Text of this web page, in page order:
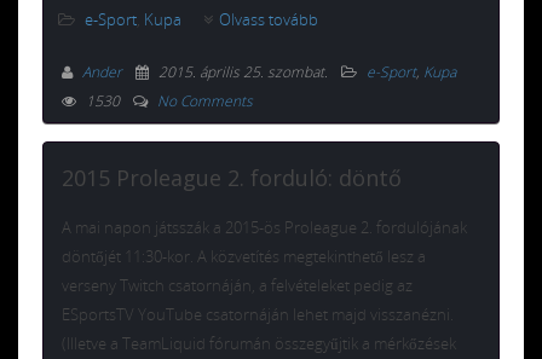
e-Sport, Kupa Olvass tovább
Ander 2015. április 25. szombat. e-Sport, Kupa
1530
No Comments
2015 Proleague 2. forduló: döntő
A mai napon játsszák a 2015-ös Proleague 2. fordulójának
döntőjét 11:30-kor. A közvetítés megtekinthető lesz a
verseny Twitch csatornáján, a felvételeket pedig az
ESportsTV YouTube csatornáján lehet majd visszanézni.
(Illetve a TeamLiquid fórumán összegyűjtik a mérkőzések